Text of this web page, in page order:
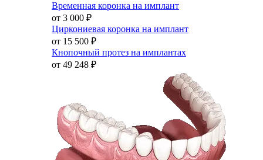
Временная коронка на имплант
от 3 000 ₽
Циркониевая коронка на имплант
от 15 500 ₽
Кнопочный протез на имплантах
от 49 248 ₽